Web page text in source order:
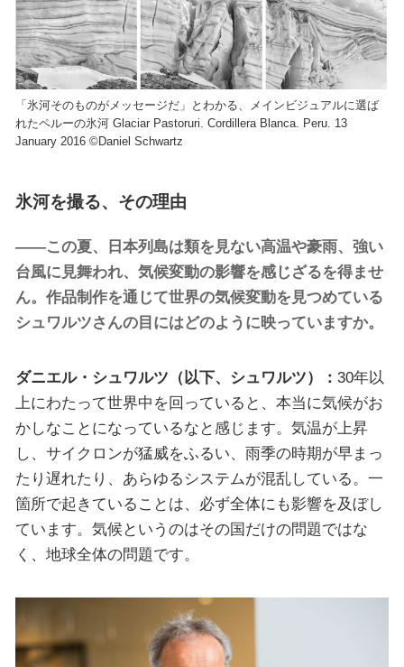
「氷河そのものがメッセージだ」とわかる、メインビジュアルに選ば
れたペルーの氷河 Glaciar Pastoruri. Cordillera Blanca. Peru. 13
January 2016 ©Daniel Schwartz
氷河を撮る、その理由
——この夏、日本列島は類を見ない高温や豪雨、強い
台風に見舞われ、気候変動の影響を感じざるを得ませ
ん。作品制作を通じて世界の気候変動を見つめている
シュワルツさんの目にはどのように映っていますか。
ダニエル・シュワルツ（以下、シュワルツ）： 30年以
上にわたって世界中を回っていると、本当に気候がお
かしなことになっているなと感じます。気温が上昇
し、サイクロンが猛威をふるい、雨季の時期が早まっ
たり遅れたり、あらゆるシステムが混乱している。一
箇所で起きていることは、必ず全体にも影響を及ぼし
ています。気候というのはその国だけの問題ではな
く、地球全体の問題です。